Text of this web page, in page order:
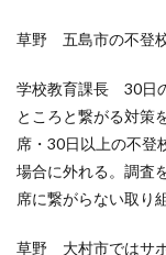
草野 五島市の不登校
学校教育課長 30日
ところと繋がる対策
席・30日以上の不登
場合に外れる。調査
席に繋がらない取り
草野 大村市ではサ